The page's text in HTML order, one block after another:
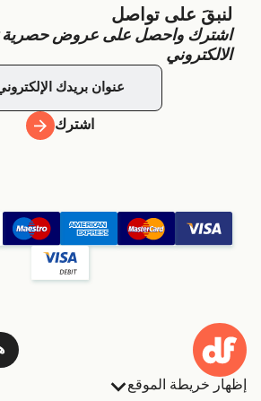
لنبقَ على تواصل
اشترك واحصل على عروض حصرية
الالكتروني
اشترك
إظهار خريطة الموقع